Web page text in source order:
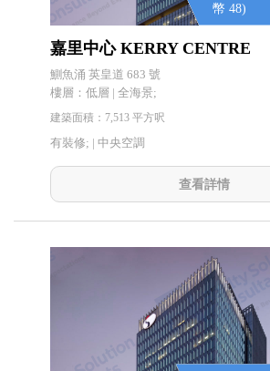
幣 48)
嘉里中心 KERRY CENTRE
鰂魚涌 英皇道 683 號
樓層：低層 | 全海景;
建築面積：7,513 平方呎
有裝修; | 中央空調
查看詳情